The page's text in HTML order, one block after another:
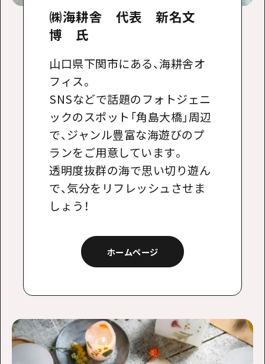
㈱海耕舎 代表 新名文
博 氏
山口県下関市にある、海耕舎オ
フィス。
SNSなどで話題のフォトジェニ
ックのスポット「角島大橋」周辺
で、ジャンル豊富な海遊びのプ
ランをご用意しています。
透明度抜群の海で思い切り遊ん
で、気分をリフレッシュさせま
しょう！
ホームページ